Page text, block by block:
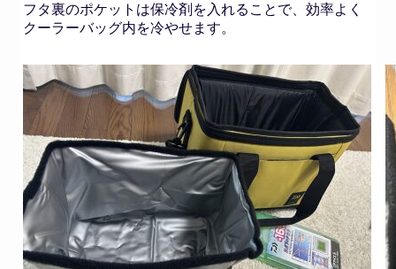
フタ裏のポケットは保冷剤を入れることで、効率よく
クーラーバッグ内を冷やせます。